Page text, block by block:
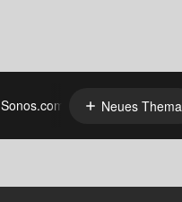
Sonos.com Neues Thema